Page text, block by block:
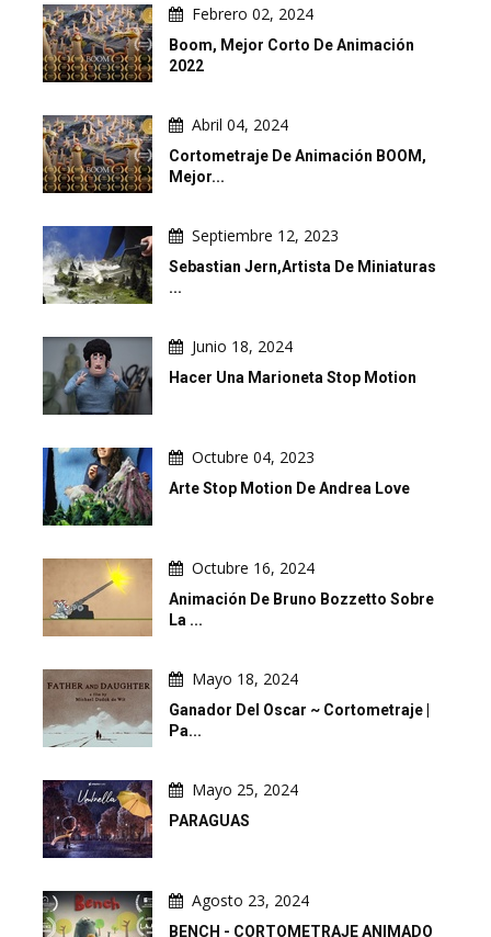
Febrero 02, 2024
Boom, Mejor Corto De Animación
2022
Abril 04, 2024
Cortometraje De Animación BOOM,
Mejor...
Septiembre 12, 2023
Sebastian Jern,artista De Miniaturas
...
Junio 18, 2024
Hacer Una Marioneta Stop Motion
Octubre 04, 2023
Arte Stop Motion De Andrea Love
Octubre 16, 2024
Animación De Bruno Bozzetto Sobre
La ...
Mayo 18, 2024
Ganador Del Oscar ~ Cortometraje |
Pa...
Mayo 25, 2024
PARAGUAS
Agosto 23, 2024
BENCH - CORTOMETRAJE ANIMADO